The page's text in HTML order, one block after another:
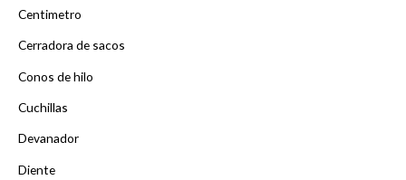
Centimetro
Cerradora de sacos
Conos de hilo
Cuchillas
Devanador
Diente